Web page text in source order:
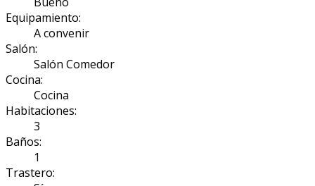
Equipamiento:
A convenir
Salón:
Salón Comedor
Cocina:
Cocina
Habitaciones:
3
Baños:
1
Trastero: